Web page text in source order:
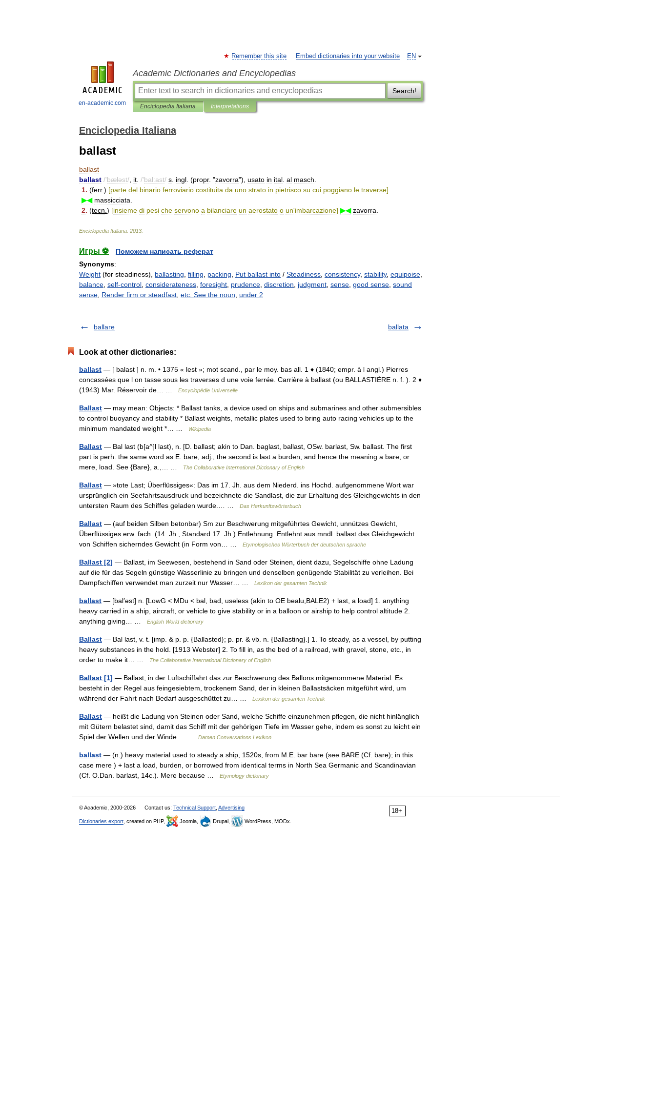
en-academic.com
EN
Remember this site Embed dictionaries into your website
Academic Dictionaries and Encyclopedias
Search!
Enciclopedia Italiana Interpretations
Enciclopedia Italiana
ballast
ballast
ballast /'bæləst/ it /'bal:ast/ s ingl . (propr. "zavorra"), usato in ital al masch
1. (ferr.) [parte del binario ferroviario costituita da uno strato in pietrisco su cui poggiano le traverse]
▶◀ massicciata
2. (tecn ) [insieme di pesi che servono a bilanciare un aerostato o un'imbarcazione] ▶◀ zavorra
Enciclopedia Italiana 2013
Игры ⚽
Поможем написать реферат
Synonyms:
Weight (for steadiness), ballasting filling packing Put ballast into / Steadiness consistency, stability, equipoise
balance self-control considerateness foresight prudence discretion judgment sense good sense sound
sense Render firm or steadfast etc. See the noun under 2
ballare ballata
Look at other dictionaries:
ballast — [ balast ] n. m. • 1375 « lest »; mot scand., par le moy. bas all. 1 ♦ (1840; empr. à l angl.) Pierres
concassées que l on tasse sous les traverses d une voie ferrée. Carrière à ballast (ou BALLASTIÈRE n. f. ). 2 ♦
(1943) Mar. Réservoir de… …
Encyclopédie Universelle
Ballast — may mean: Objects: * Ballast tanks, a device used on ships and submarines and other submersibles
to control buoyancy and stability * Ballast weights, metallic plates used to bring auto racing vehicles up to the
minimum mandated weight *… …
Wikipedia
Ballast — Bal last (b[a^]l last), n. [D. ballast; akin to Dan. baglast, ballast, OSw. barlast, Sw. ballast. The first
part is perh. the same word as E. bare, adj.; the second is last a burden, and hence the meaning a bare, or
mere, load. See {Bare}, a.,… …
The Collaborative International Dictionary of English
Ballast — »tote Last; Überflüssiges«: Das im 17. Jh. aus dem Niederd. ins Hochd. aufgenommene Wort war
ursprünglich ein Seefahrtsausdruck und bezeichnete die Sandlast, die zur Erhaltung des Gleichgewichts in den
untersten Raum des Schiffes geladen wurde.… …
Das Herkunftswörterbuch
Ballast — (auf beiden Silben betonbar) Sm zur Beschwerung mitgeführtes Gewicht, unnützes Gewicht,
Überflüssiges erw. fach. (14. Jh., Standard 17. Jh.) Entlehnung. Entlehnt aus mndl. ballast das Gleichgewicht
von Schiffen sicherndes Gewicht (in Form von… …
Etymologisches Wörterbuch der deutschen sprache
Ballast [2] — Ballast, im Seewesen, bestehend in Sand oder Steinen, dient dazu, Segelschiffe ohne Ladung
auf die für das Segeln günstige Wasserlinie zu bringen und denselben genügende Stabilität zu verleihen. Bei
Dampfschiffen verwendet man zurzeit nur Wasser… …
Lexikon der gesamten Technik
ballast — [bal′əst] n. [LowG < MDu < bal, bad, useless (akin to OE bealu,BALE2) + last, a load] 1. anything
heavy carried in a ship, aircraft, or vehicle to give stability or in a balloon or airship to help control altitude 2.
anything giving… …
English World dictionary
Ballast — Bal last, v. t. [imp. & p. p. {Ballasted}; p. pr. & vb. n. {Ballasting}.] 1. To steady, as a vessel, by putting
heavy substances in the hold. [1913 Webster] 2. To fill in, as the bed of a railroad, with gravel, stone, etc., in
order to make it… …
The Collaborative International Dictionary of English
Ballast [1] — Ballast, in der Luftschiffahrt das zur Beschwerung des Ballons mitgenommene Material. Es
besteht in der Regel aus feingesiebtem, trockenem Sand, der in kleinen Ballastsäcken mitgeführt wird, um
während der Fahrt nach Bedarf ausgeschüttet zu… …
Lexikon der gesamten Technik
Ballast — heißt die Ladung von Steinen oder Sand, welche Schiffe einzunehmen pflegen, die nicht hinlänglich
mit Gütern belastet sind, damit das Schiff mit der gehörigen Tiefe im Wasser gehe, indem es sonst zu leicht ein
Spiel der Wellen und der Winde… …
Damen Conversations Lexikon
ballast — (n.) heavy material used to steady a ship, 1520s, from M.E. bar bare (see BARE (Cf. bare); in this
case mere ) + last a load, burden, or borrowed from identical terms in North Sea Germanic and Scandinavian
(Cf. O.Dan. barlast, 14c.). Mere because …
Etymology dictionary
18+
© Academic, 2000-2026 Contact us: Technical Support Advertising
Dictionaries export , created on PHP, Joomla, Drupal, WordPress, MODx.